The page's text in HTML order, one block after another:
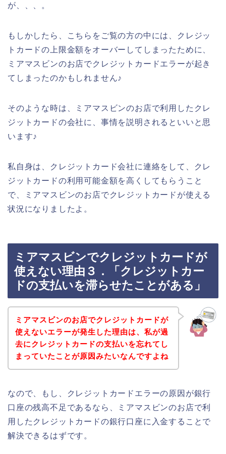
が、、、。
もしかしたら、こちらをご覧の方の中には、クレジッ
トカードの上限金額をオーバーしてしまったために、
ミアマスビンのお店でクレジットカードエラーが起き
てしまったのかもしれません♪
そのような時は、ミアマスビンのお店で利用したクレ
ジットカードの会社に、事情を説明されるといいと思
います♪
私自身は、クレジットカード会社に連絡をして、クレ
ジットカードの利用可能金額を高くしてもらうこと
で、ミアマスビンのお店でクレジットカードが使える
状況になりましたよ。
ミアマスビンでクレジットカードが
使えない理由３．「クレジットカー
ドの支払いを滞らせたことがある」
ミアマスビンのお店でクレジットカードが
使えないエラーが発生した理由は、私が過
去にクレジットカードの支払いを忘れてし
まっていたことが原因みたいなんですよね
なので、もし、クレジットカードエラーの原因が銀行
口座の残高不足であるなら、ミアマスビンのお店で利
用したクレジットカードの銀行口座に入金することで
解決できるはずです。